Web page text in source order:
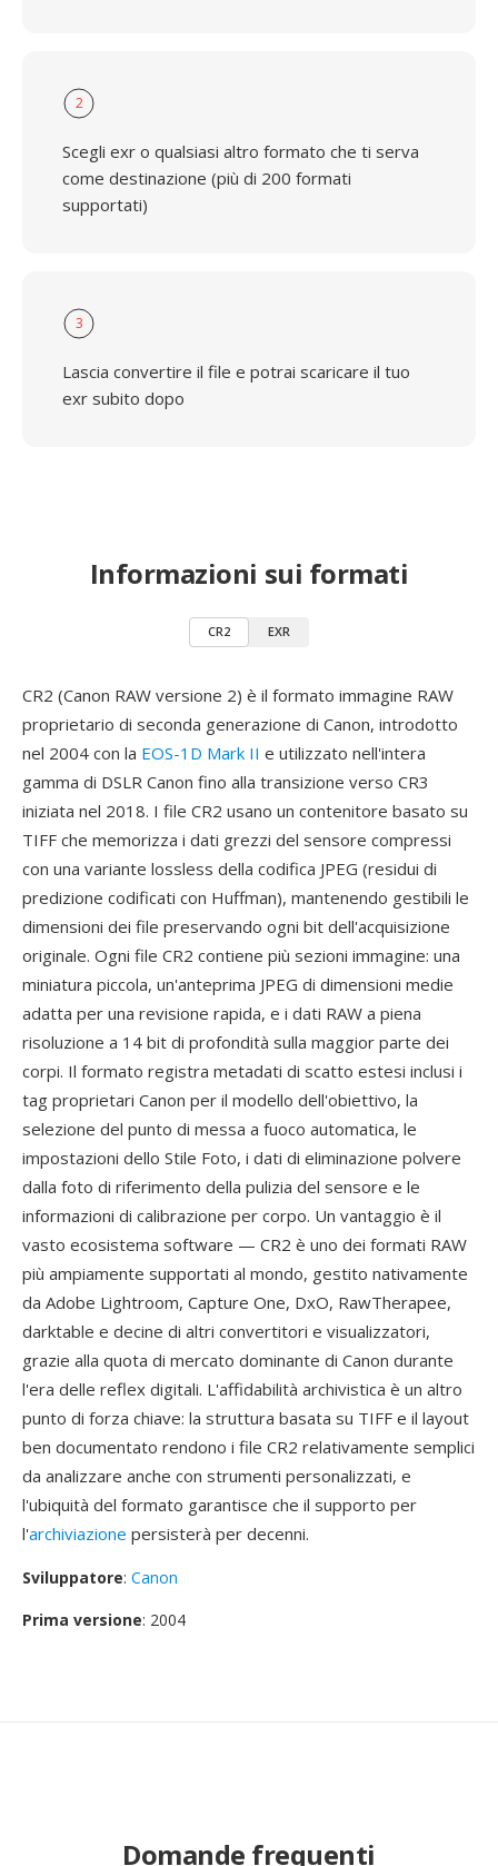
2
Scegli exr o qualsiasi altro formato che ti serva
come destinazione (più di 200 formati
supportati)
3
Lascia convertire il file e potrai scaricare il tuo
exr subito dopo
Informazioni sui formati
CR2 EXR
CR2 (Canon RAW versione 2) è il formato immagine RAW
proprietario di seconda generazione di Canon, introdotto
nel 2004 con la EOS-1D Mark II e utilizzato nell'intera
gamma di DSLR Canon fino alla transizione verso CR3
iniziata nel 2018. I file CR2 usano un contenitore basato su
TIFF che memorizza i dati grezzi del sensore compressi
con una variante lossless della codifica JPEG (residui di
predizione codificati con Huffman), mantenendo gestibili le
dimensioni dei file preservando ogni bit dell'acquisizione
originale. Ogni file CR2 contiene più sezioni immagine: una
miniatura piccola, un'anteprima JPEG di dimensioni medie
adatta per una revisione rapida, e i dati RAW a piena
risoluzione a 14 bit di profondità sulla maggior parte dei
corpi. Il formato registra metadati di scatto estesi inclusi i
tag proprietari Canon per il modello dell'obiettivo, la
selezione del punto di messa a fuoco automatica, le
impostazioni dello Stile Foto, i dati di eliminazione polvere
dalla foto di riferimento della pulizia del sensore e le
informazioni di calibrazione per corpo. Un vantaggio è il
vasto ecosistema software — CR2 è uno dei formati RAW
più ampiamente supportati al mondo, gestito nativamente
da Adobe Lightroom, Capture One, DxO, RawTherapee,
darktable e decine di altri convertitori e visualizzatori,
grazie alla quota di mercato dominante di Canon durante
l'era delle reflex digitali. L'affidabilità archivistica è un altro
punto di forza chiave: la struttura basata su TIFF e il layout
ben documentato rendono i file CR2 relativamente semplici
da analizzare anche con strumenti personalizzati, e
l'ubiquità del formato garantisce che il supporto per
l'archiviazione persisterà per decenni.
Sviluppatore: Canon
Prima versione: 2004
Domande frequenti